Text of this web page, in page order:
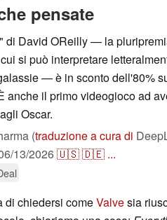
pensate
di David OReilly — la
si può interpretare
— è in sconto dell'80%
anche il primo videogioco ad
Oscar.
(traduzione a cura di
13/2026🇺🇸🇩🇪 ...
di chiedersi comeValvesia